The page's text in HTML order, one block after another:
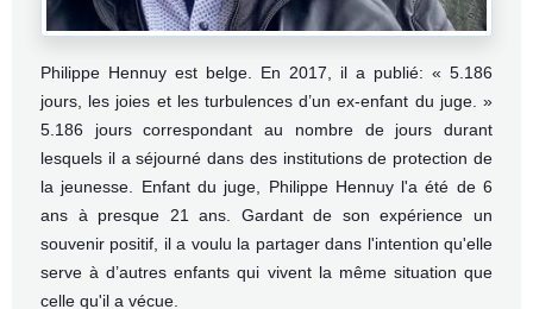
Philippe Hennuy est belge. En 2017, il a publié: « 5.186
jours, les joies et les turbulences d’un ex-enfant du juge. »
5.186 jours correspondant au nombre de jours durant
lesquels il a séjourné dans des institutions de protection de
la jeunesse. Enfant du juge, Philippe Hennuy l'a été de 6
ans à presque 21 ans. Gardant de son expérience un
souvenir positif, il a voulu la partager dans l'intention qu'elle
serve à d’autres enfants qui vivent la même situation que
celle qu'il a vécue.